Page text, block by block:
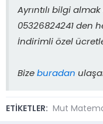
Ayrıntılı bilgi
05326824241 den
İndirimli özel
Bize buradan
ETİKETLER: Mut